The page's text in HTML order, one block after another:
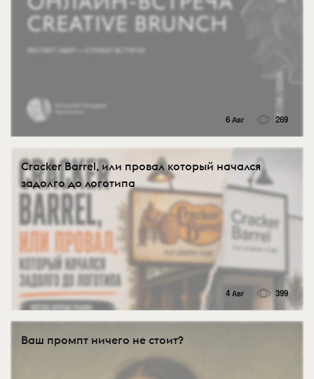
6 Авг 269
Cracker Barrel, или провал который начался
задолго до логотипа
4 Авг 399
Ваш промпт ничего не стоит?